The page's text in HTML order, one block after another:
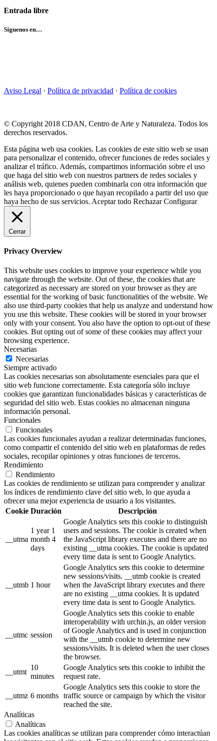
Entrada libre
Síguenos en…
Aviso Legal · Política de privacidad · Política de cookies
© Copyright 2018 CDAN, Centro de Arte y Naturaleza. Todos los
derechos reservados.
Esta página web usa cookies. Las cookies de este sitio web se usan
para personalizar el contenido, ofrecer funciones de redes sociales y
analizar el tráfico. Además, compartimos información sobre el uso
que haga del sitio web con nuestros partners de redes sociales y
análisis web, quienes pueden combinarla con otra información que
les haya proporcionado o que hayan recopilado a partir del uso que
haya hecho de sus servicios. Aceptar todo Rechazar Configurar
Cerrar
Privacy Overview
This website uses cookies to improve your experience while you
navigate through the website. Out of these, the cookies that are
categorized as necessary are stored on your browser as they are
essential for the working of basic functionalities of the website. We
also use third-party cookies that help us analyze and understand how
you use this website. These cookies will be stored in your browser
only with your consent. You also have the option to opt-out of these
cookies. But opting out of some of these cookies may affect your
browsing experience.
Necesarias
Necesarias
Siempre activado
Las cookies necesarias son absolutamente esenciales para que el
sitio web funcione correctamente. Esta categoría sólo incluye
cookies que garantizan funcionalidades básicas y características de
seguridad del sitio web. Estas cookies no almacenan ninguna
información personal.
Funcionales
Funcionales
Las cookies funcionales ayudan a realizar determinadas funciones,
como compartir el contenido del sitio web en plataformas de redes
sociales, recopilar opiniones y otras funciones de terceros.
Rendimiento
Rendimiento
Las cookies de rendimiento se utilizan para comprender y analizar
los índices de rendimiento clave del sitio web, lo que ayuda a
ofrecer una mejor experiencia de usuario a los visitantes.
Cookie Duración Descripción
__utma
1 year 1
month 4
days
Google Analytics sets this cookie to distinguish
users and sessions. The cookie is created when
the JavaScript library executes and there are no
existing __utma cookies. The cookie is updated
every time data is sent to Google Analytics.
__utmb 1 hour
Google Analytics sets this cookie to determine
new sessions/visits. __utmb cookie is created
when the JavaScript library executes and there
are no existing __utma cookies. It is updated
every time data is sent to Google Analytics.
__utmc session
Google Analytics sets this cookie to enable
interoperability with urchin.js, an older version
of Google Analytics and is used in conjunction
with the __utmb cookie to determine new
sessions/visits. It is deleted when the user closes
the browser.
__utmt
10
minutes
Google Analytics sets this cookie to inhibit the
request rate.
__utmz 6 months
Google Analytics sets this cookie to store the
traffic source or campaign by which the visitor
reached the site.
Analíticas
Analíticas
Las cookies analíticas se utilizan para comprender cómo interactúan